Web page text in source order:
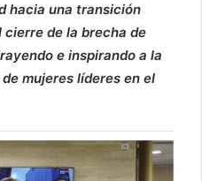
hacia una transición
de la brecha de
e inspirando a la
mujeres líderes en el